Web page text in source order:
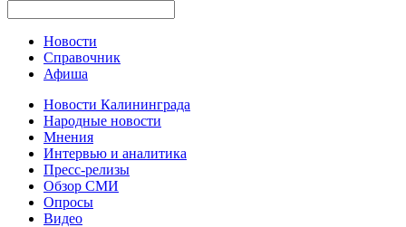
Новости
Справочник
Афиша
Новости Калининграда
Народные новости
Мнения
Интервью и аналитика
Пресс-релизы
Обзор СМИ
Опросы
Видео